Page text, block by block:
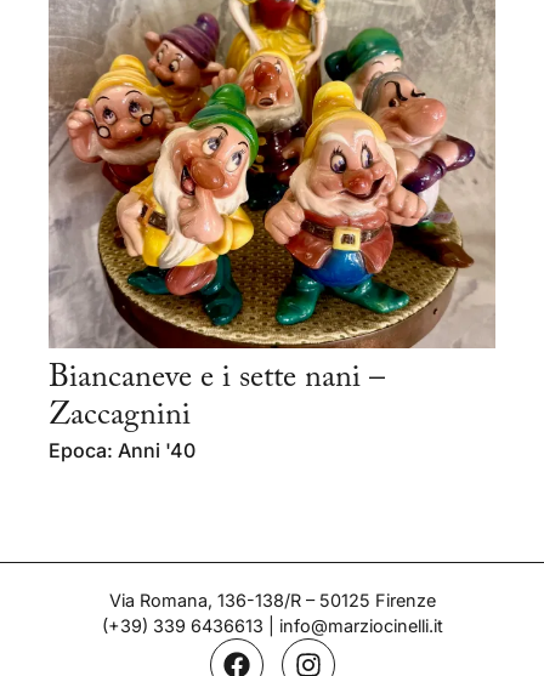
Biancaneve e i sette nani –
Zaccagnini
Epoca: Anni '40
Via Romana, 136-138/R – 50125 Firenze
(+39) 339 6436613
info@marziocinelli.it